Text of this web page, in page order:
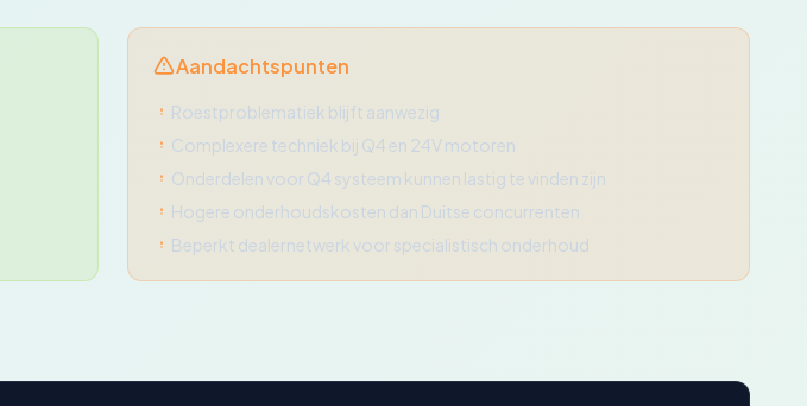
Aandachtspunten
Roestproblematiek blijft aanwezig
Complexere techniek bij Q4 en 24V motoren
Onderdelen voor Q4 systeem kunnen lastig te vinden zijn
Hogere onderhoudskosten dan Duitse concurrenten
Beperkt dealernetwerk voor specialistisch onderhoud